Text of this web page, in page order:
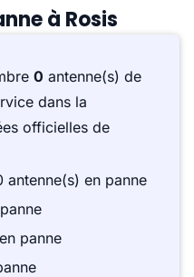
à Rosis
0 antenne(s) de
dans la
officielles de
antenne(s) en panne
panne